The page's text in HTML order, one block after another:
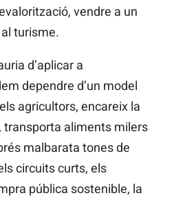
vendre a un
turisme.
d’aplicar a
dependre d’un model
agricultors, encareix la
transporta aliments milers
malbarata tones de
circuits curts, els
pública sostenible, la